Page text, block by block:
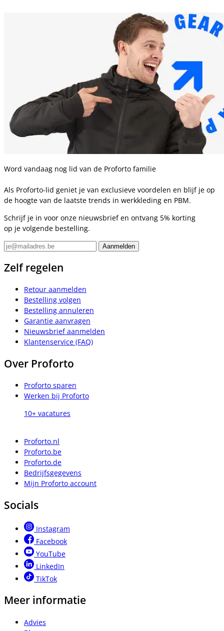
Word vandaag nog lid van de Proforto familie
Als Proforto-lid geniet je van exclusieve voordelen en blijf je op
de hoogte van de laatste trends in werkkleding en PBM.
Schrijf je in voor onze nieuwsbrief en ontvang 5% korting
op je volgende bestelling.
Zelf regelen
Retour aanmelden
Bestelling volgen
Bestelling annuleren
Garantie aanvragen
Nieuwsbrief aanmelden
Klantenservice (FAQ)
Over Proforto
Proforto sparen
Werken bij Proforto
10+ vacatures
Proforto.nl
Proforto.be
Proforto.de
Bedrijfsgegevens
Mijn Proforto account
Socials
Instagram
Facebook
YouTube
LinkedIn
TikTok
Meer informatie
Advies